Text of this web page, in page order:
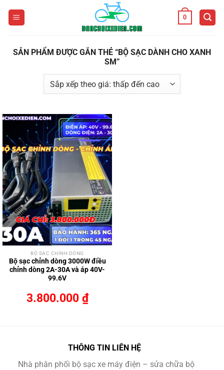
0
SẢN PHẨM ĐƯỢC GẮN THẺ “BỘ SẠC DÀNH CHO XANH
SM”
BỘ SẠC CHỈNH DÒNG
Bộ sạc chỉnh dòng 3000W điều
chỉnh dòng 2A-30A và áp 40V-
99.6V
3.800.000 ₫
THÔNG TIN LIÊN HỆ
Nhà phân phối bộ sạc xe máy điện – sửa chữa bộ